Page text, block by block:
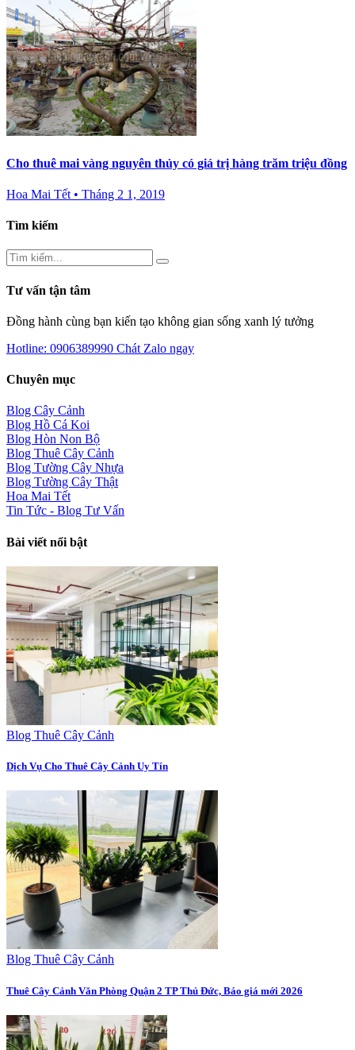
Cho thuê mai vàng nguyên thủy có giá trị hàng trăm triệu đồng
Hoa Mai Tết • Tháng 2 1, 2019
Tìm kiếm
Tư vấn tận tâm
Đồng hành cùng bạn kiến tạo không gian sống xanh lý tưởng
Hotline: 0906389990 Chát Zalo ngay
Chuyên mục
Blog Cây Cảnh
Blog Hồ Cá Koi
Blog Hòn Non Bộ
Blog Thuê Cây Cảnh
Blog Tường Cây Nhựa
Blog Tường Cây Thật
Hoa Mai Tết
Tin Tức - Blog Tư Vấn
Bài viết nổi bật
Blog Thuê Cây Cảnh
Dịch Vụ Cho Thuê Cây Cảnh Uy Tín
Blog Thuê Cây Cảnh
Thuê Cây Cảnh Văn Phòng Quận 2 TP Thủ Đức, Báo giá mới 2026